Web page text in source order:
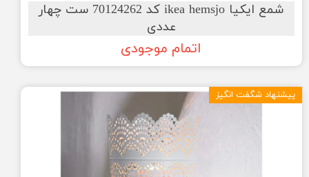
شمع ایکیا ikea hemsjo کد 70124262 ست چهار
عددی
اتمام موجودی
پیشنهاد شگفت انگیز